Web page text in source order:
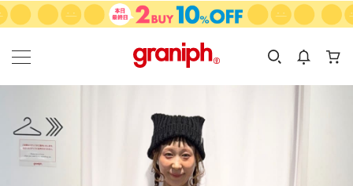
カテゴリーから探す
KIDS
カテゴリ
サイズ